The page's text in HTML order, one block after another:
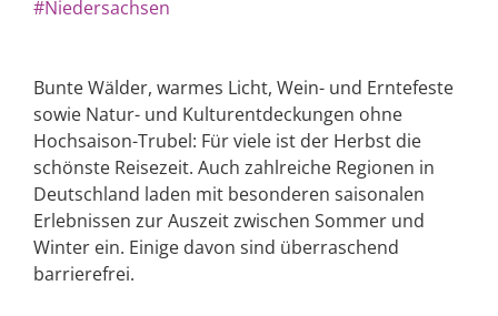
#Niedersachsen
Bunte Wälder, warmes Licht, Wein- und Erntefeste
sowie Natur- und Kulturentdeckungen ohne
Hochsaison-Trubel: Für viele ist der Herbst die
schönste Reisezeit. Auch zahlreiche Regionen in
Deutschland laden mit besonderen saisonalen
Erlebnissen zur Auszeit zwischen Sommer und
Winter ein. Einige davon sind überraschend
barrierefrei.